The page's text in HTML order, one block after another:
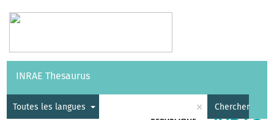
Vocabulaires API
INRAE Thesaurus
Toutes les langues × Chercher